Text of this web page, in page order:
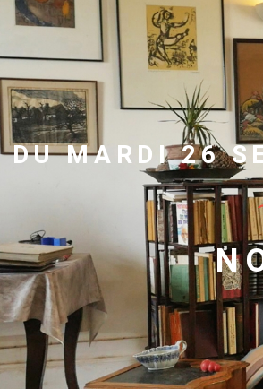
DU MARDI 26